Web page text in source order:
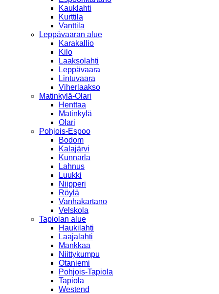
Kauklahti
Kurttila
Vanttila
Leppävaaran alue
Karakallio
Kilo
Laaksolahti
Leppävaara
Lintuvaara
Viherlaakso
Matinkylä-Olari
Henttaa
Matinkylä
Olari
Pohjois-Espoo
Bodom
Kalajärvi
Kunnarla
Lahnus
Luukki
Niipperi
Röylä
Vanhakartano
Velskola
Tapiolan alue
Haukilahti
Laajalahti
Mankkaa
Niittykumpu
Otaniemi
Pohjois-Tapiola
Tapiola
Westend